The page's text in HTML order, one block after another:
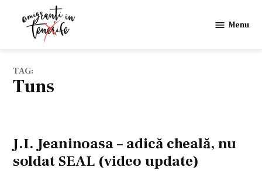
in
Menu
TAG:
tuns
J.I. Jeaninoasa – adică cheală, nu
soldat SEAL (video update)